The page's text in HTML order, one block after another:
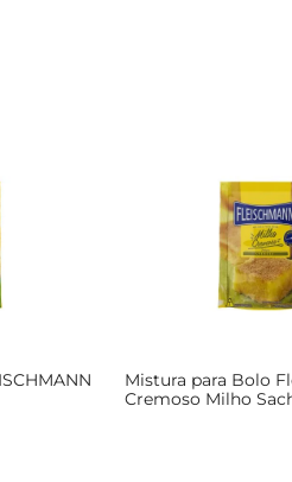
pode adicionar ingredientes
Mistura para Bolo
Cremoso Milho